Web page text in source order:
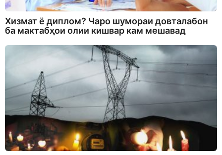
Хизмат ё диплом? Чаро шумораи довталабон
ба мактабҳои олии кишвар кам мешавад